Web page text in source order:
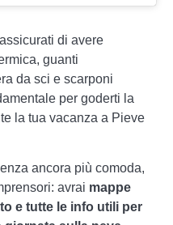
di avere
guanti
da sci e scarponi
per goderti la
la tua vacanza a Pieve
ancora più comoda,
avrai mappe
e tutte le info utili per